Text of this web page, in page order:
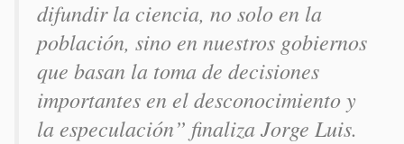
difundir la ciencia, no solo en la
población, sino en nuestros gobiernos
que basan la toma de decisiones
importantes en el desconocimiento y
la especulación” finaliza Jorge Luis.